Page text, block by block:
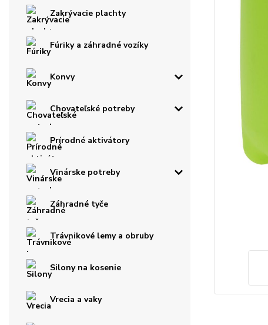
Zakrývacie plachty
Fúriky a záhradné vozíky
Konvy
Chovateľské potreby
Prírodné aktivátory
Vinárske potreby
Záhradné tyče
Trávnikové lemy a obruby
Silony na kosenie
Vrecia a vaky